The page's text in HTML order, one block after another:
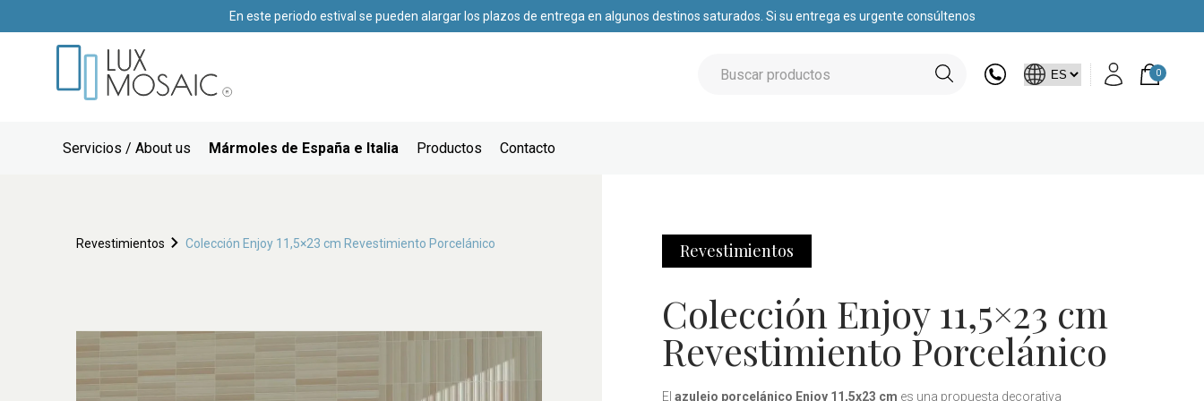
En este periodo estival se pueden alargar los plazos de entrega en algunos destinos saturados. Si su entrega es urgente consúltenos
0
Servicios / About us Mármoles de España e Italia Productos Contacto
Revestimientos Colección Enjoy 11,5×23 cm Revestimiento Porcelánico Revestimientos
Colección Enjoy 11,5×23 cm
Revestimiento Porcelánico
Elazulejo porcelánico Enjoy 11,5x23 cm es una propuesta decorativa